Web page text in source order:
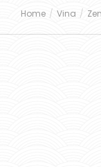
You are here:
Home Vina